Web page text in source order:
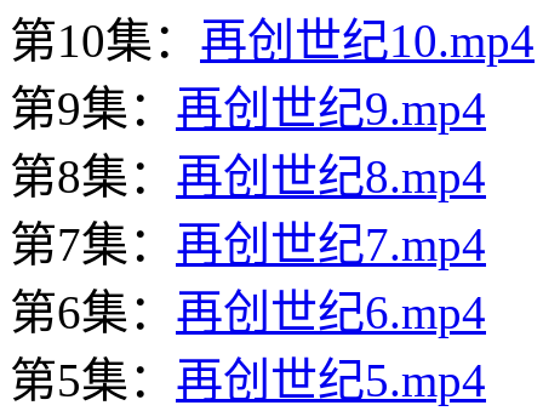
第10集： 再创世纪10.mp4
第9集： 再创世纪9.mp4
第8集： 再创世纪8.mp4
第7集： 再创世纪7.mp4
第6集： 再创世纪6.mp4
第5集： 再创世纪5.mp4